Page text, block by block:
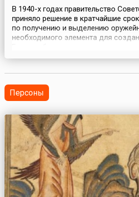
В 1940-х годах правительство
приняло решение в кратчайшие
по получению и выделению
необходимого элемента для
озера Кыштым в южной части
организаций –
авгус...
Персоны